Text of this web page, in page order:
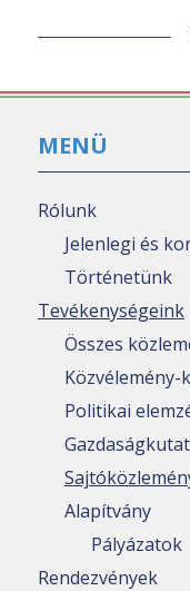
MENÜ
Rólunk
Jelenlegi és
Történetünk
Tevékenységeink
Összes
Politikai
Alapítvány
Pályázatok
Rendezvények